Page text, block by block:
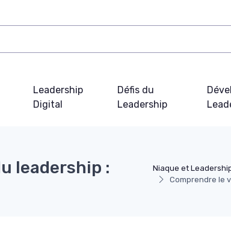
Leadership
Digital
Défis du
Leadership
Niaque et
Comprendre le
leadership :